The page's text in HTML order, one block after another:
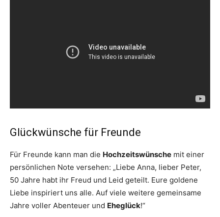
Glückwünsche für Freunde
Für Freunde kann man die Hochzeitswünsche mit einer
persönlichen Note versehen: „Liebe Anna, lieber Peter,
50 Jahre habt ihr Freud und Leid geteilt. Eure goldene
Liebe inspiriert uns alle. Auf viele weitere gemeinsame
Jahre voller Abenteuer und Eheglück!“